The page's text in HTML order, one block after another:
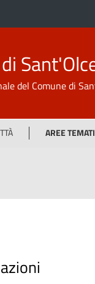
del Comune di
AREE